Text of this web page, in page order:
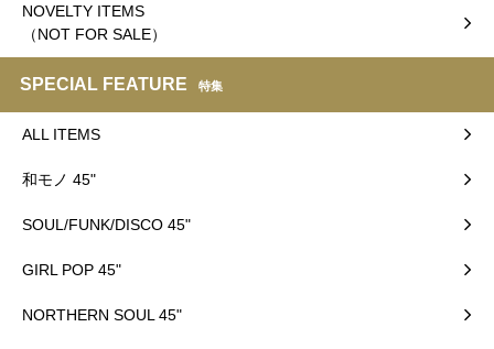
NOVELTY ITEMS
（NOT FOR SALE）
SPECIAL FEATURE 特集
ALL ITEMS
和モノ 45"
SOUL/FUNK/DISCO 45"
GIRL POP 45"
NORTHERN SOUL 45"